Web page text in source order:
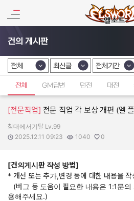
건의 게시판
카테고리 선택
전체
카테고리 선택
최신글
카테고리 선
전체기간
전체 GM답변 던전 대전
[전문직업] 전문 직업 각 보상 개편 (엘
작성자:
침대에서기달 Lv.99
작성일:
2025.12.11 09:23
조회수:
1040
추천수:
0
[건의게시판 작성 방법]
* 개선 또는 추가,변경 등에 대한 내용을 작
(버그 등 도움이 필요한 내용은 1:1문의
용해주세요.)